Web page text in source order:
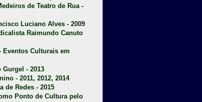
de Teatro de Rua -
Luciano Alves - 2009
Raimundo Canuto
Eventos Culturais em
- 2013
- 2011, 2012, 2014
de Redes - 2015
Ponto de Cultura pelo